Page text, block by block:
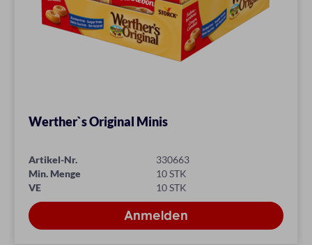
Werther`s Original Minis
Artikel-Nr.
330663
Min. Menge
10 STK
VE
10 STK